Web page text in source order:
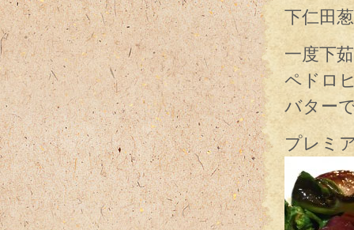
下仁田
一度下
ペドロ
バター
プレミ